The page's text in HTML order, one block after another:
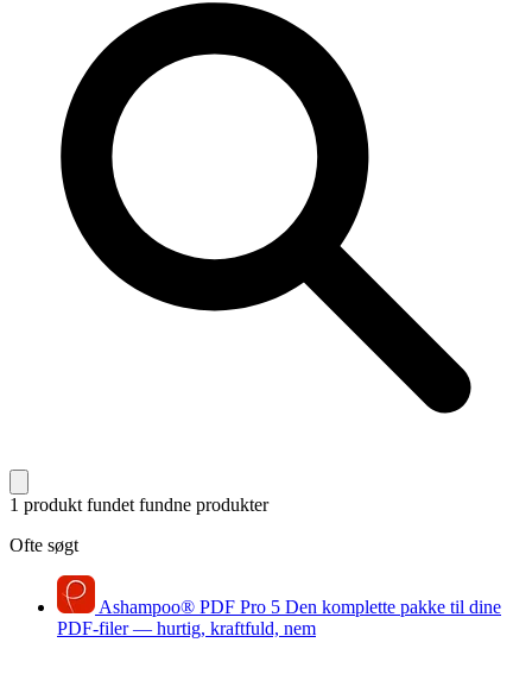
1 produkt fundet fundne produkter
Ofte søgt
Ashampoo® PDF Pro 5 Den komplette pakke til dine
PDF-filer — hurtig, kraftfuld, nem